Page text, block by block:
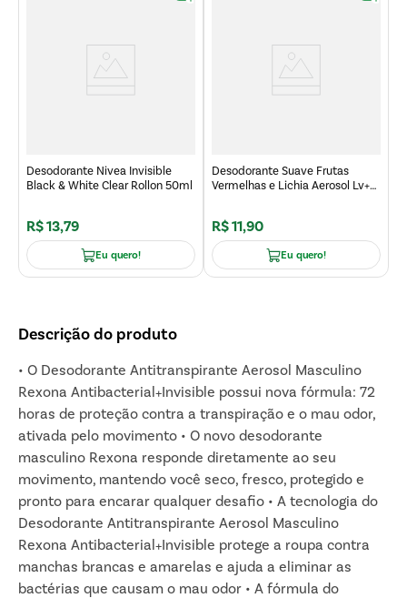
Desodorante Nivea Invisible
Black & White Clear Rollon 50ml
R$13,79
Eu quero!
Desodorante Suave Frutas
Vermelhas e Lichia Aerosol Lv+
R$11,90
Eu quero!
Descrição do produto
• O Desodorante Antitranspirante Aerosol Masculino
Rexona Antibacterial+Invisible possui nova fórmula: 72
horas de proteção contra a transpiração e o mau odor,
ativada pelo movimento • O novo desodorante
masculino Rexona responde diretamente ao seu
movimento, mantendo você seco, fresco, protegido e
pronto para encarar qualquer desafio • A tecnologia do
Desodorante Antitranspirante Aerosol Masculino
Rexona Antibacterial+Invisible protege a roupa contra
manchas brancas e amarelas e ajuda a eliminar as
bactérias que causam o mau odor • A fórmula do